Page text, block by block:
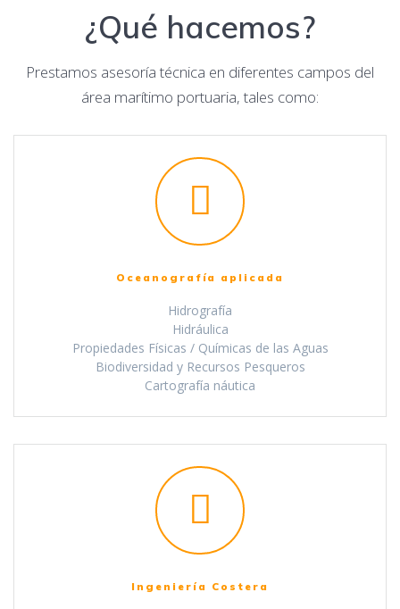
¿Qué hacemos?
Prestamos asesoría técnica en diferentes campos del
área marítimo portuaria, tales como:
Oceanografía aplicada
Hidrografía
Hidráulica
Propiedades Físicas / Químicas de las Aguas
Biodiversidad y Recursos Pesqueros
Cartografía náutica
Ingeniería Costera